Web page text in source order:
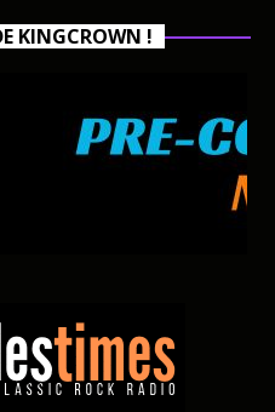
KINGCROWN !